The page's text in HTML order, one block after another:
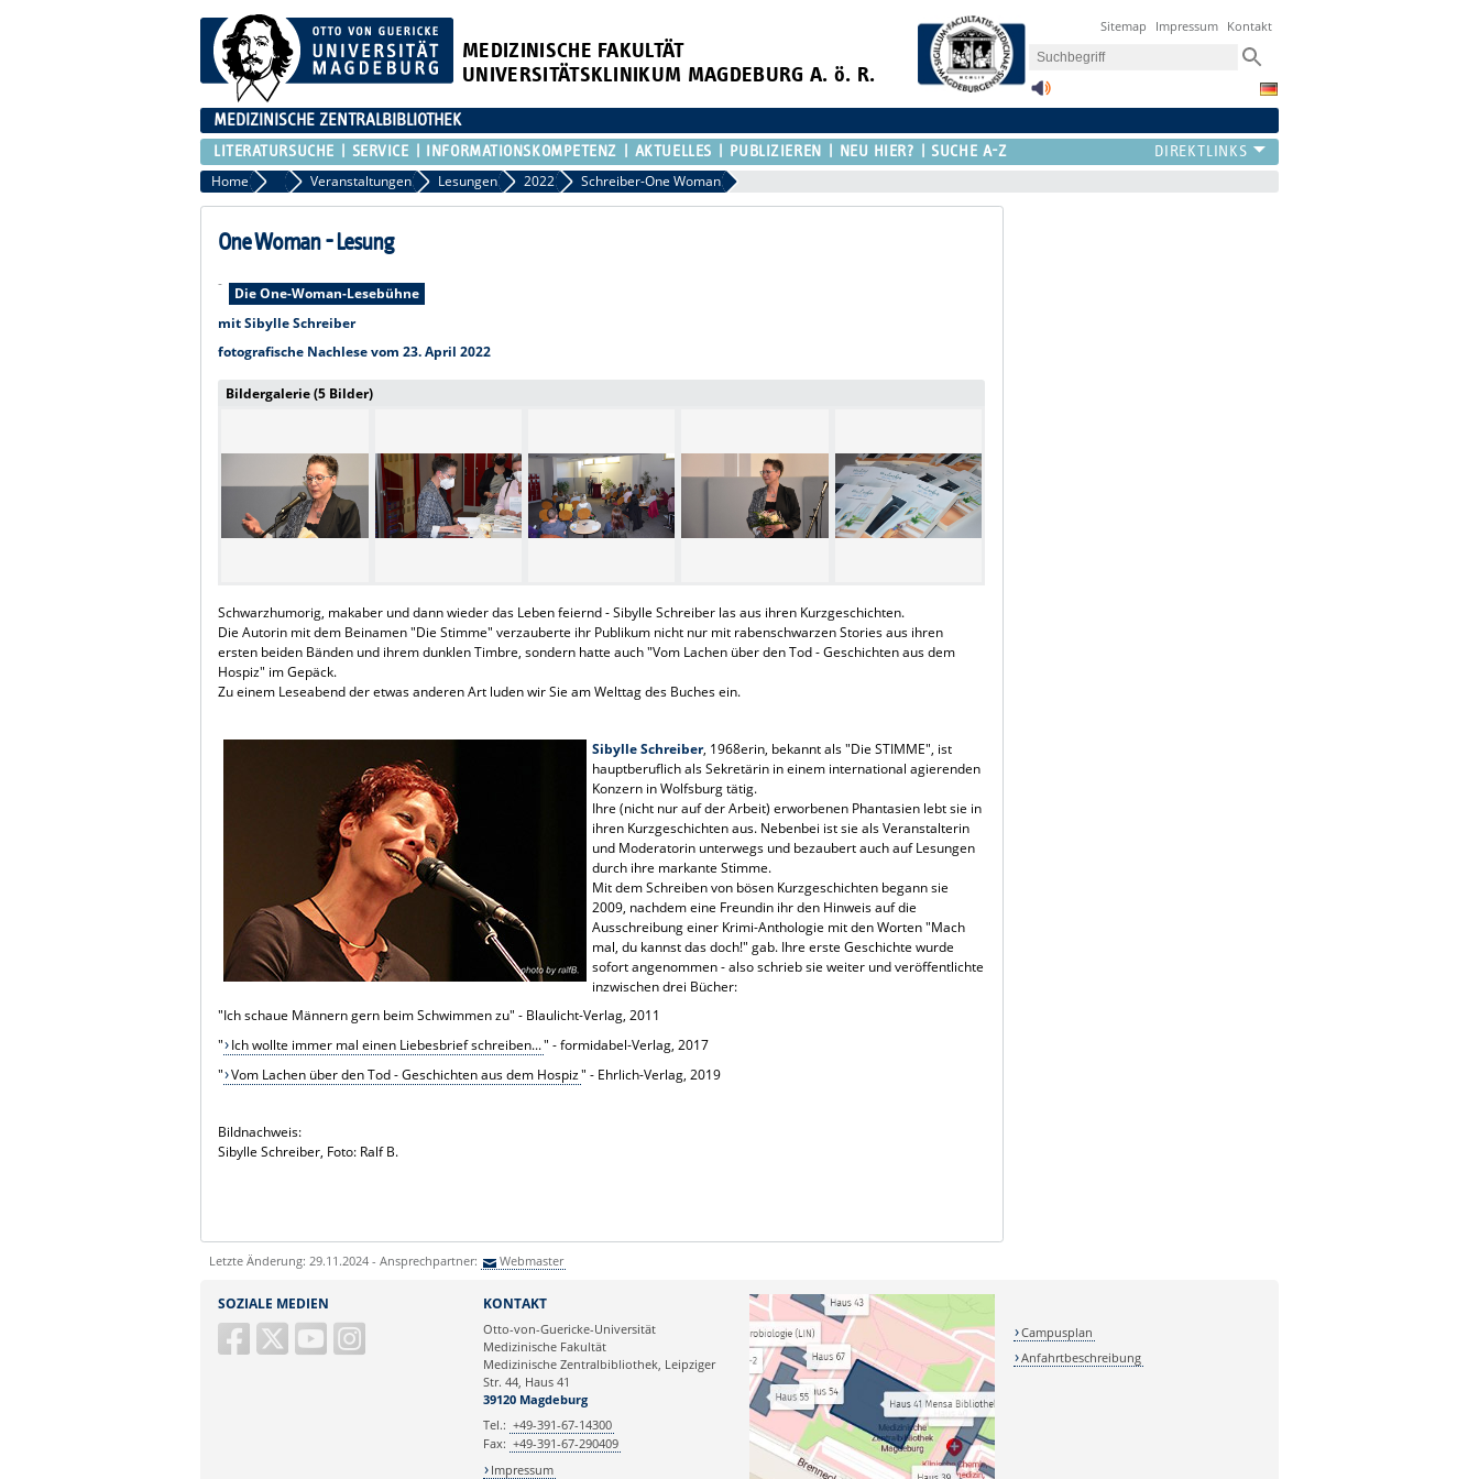
MEDIZINISCHE FAKULTÄT
UNIVERSITÄTSKLINIKUM MAGDEBURG A. ö. R.
Sitemap Impressum Kontakt
MEDIZINISCHE ZENTRALBIBLIOTHEK
LITERATURSUCHE SERVICE INFORMATIONSKOMPETENZ AKTUELLES PUBLIZIEREN NEU HIER? SUCHE A-Z
Home AktuellesVeranstaltungen Lesungen 2022 Schreiber-One Woman
One Woman - Lesung
-
Die One-Woman-Lesebühne
mit Sibylle Schreiber
fotografische Nachlese vom 23. April 2022
Bildergalerie (5 Bilder)
Schwarzhumorig, makaber und dann wieder das Leben feiernd - Sibylle Schreiber las aus ihren Kurzgeschichten.
Die Autorin mit dem Beinamen "Die Stimme" verzauberte ihr Publikum nicht nur mit rabenschwarzen Stories aus ihren
ersten beiden Bänden und ihrem dunklen Timbre, sondern hatte auch "Vom Lachen über den Tod - Geschichten aus dem
Hospiz" im Gepäck.
Zu einem Leseabend der etwas anderen Art luden wir Sie am Welttag des Buches ein.
Sibylle Schreiber, 1968erin, bekannt als "Die STIMME", ist
hauptberuflich als Sekretärin in einem international agierenden
Konzern in Wolfsburg tätig.
Ihre (nicht nur auf der Arbeit) erworbenen Phantasien lebt sie in
ihren Kurzgeschichten aus. Nebenbei ist sie als Veranstalterin
und Moderatorin unterwegs und bezaubert auch auf Lesungen
durch ihre markante Stimme.
Mit dem Schreiben von bösen Kurzgeschichten begann sie
2009, nachdem eine Freundin ihr den Hinweis auf die
Ausschreibung einer Krimi-Anthologie mit den Worten "Mach
mal, du kannst das doch!" gab. Ihre erste Geschichte wurde
sofort angenommen - also schrieb sie weiter und veröffentlichte
inzwischen drei Bücher:
"Ich schaue Männern gern beim Schwimmen zu" - Blaulicht-Verlag, 2011
" Ich wollte immer mal einen Liebesbrief schreiben..." - formidabel-Verlag, 2017
" Vom Lachen über den Tod - Geschichten aus dem Hospiz" - Ehrlich-Verlag, 2019
Bildnachweis:
Sibylle Schreiber, Foto: Ralf B.
Letzte Änderung: 29.11.2024 - Ansprechpartner: Webmaster
SOZIALE MEDIEN KONTAKT
Otto-von-Guericke-Universität
Medizinische Fakultät
Medizinische Zentralbibliothek, Leipziger
Str. 44, Haus 41
39120 Magdeburg
Tel.: +49-391-67-14300
Fax: +49-391-67-290409
Impressum
Campusplan
Anfahrtbeschreibung